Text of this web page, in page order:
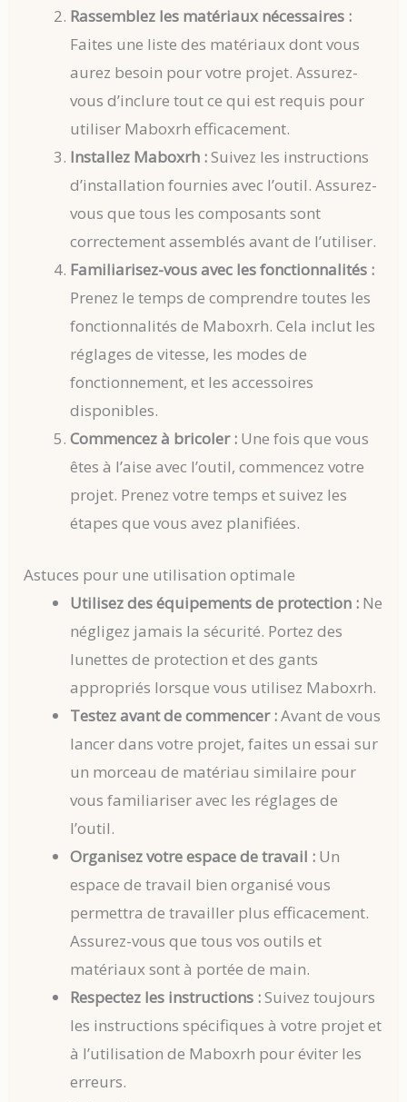
Rassemblez les matériaux nécessaires :
Faites une liste des matériaux dont vous
aurez besoin pour votre projet. Assurez-
vous d’inclure tout ce qui est requis pour
utiliser Maboxrh efficacement.
Installez Maboxrh :Suivez les instructions
d’installation fournies avec l’outil. Assurez-
vous que tous les composants sont
correctement assemblés avant de l’utiliser.
Familiarisez-vous avec les fonctionnalités :
Prenez le temps de comprendre toutes les
fonctionnalités de Maboxrh. Cela inclut les
réglages de vitesse, les modes de
fonctionnement, et les accessoires
disponibles.
Commencez à bricoler : Une fois que vous
êtes à l’aise avec l’outil, commencez votre
projet. Prenez votre temps et suivez les
étapes que vous avez planifiées.
Astuces pour une utilisation optimale
Utilisez des équipements de protection : Ne
négligez jamais la sécurité. Portez des
lunettes de protection et des gants
appropriés lorsque vous utilisez Maboxrh.
Testez avant de commencer :Avant de vous
lancer dans votre projet, faites un essai sur
un morceau de matériau similaire pour
vous familiariser avec les réglages de
l’outil.
Organisez votre espace de travail : Un
espace de travail bien organisé vous
permettra de travailler plus efficacement.
Assurez-vous que tous vos outils et
matériaux sont à portée de main.
Respectez les instructions :Suivez toujours
les instructions spécifiques à votre projet et
à l’utilisation de Maboxrh pour éviter les
erreurs.